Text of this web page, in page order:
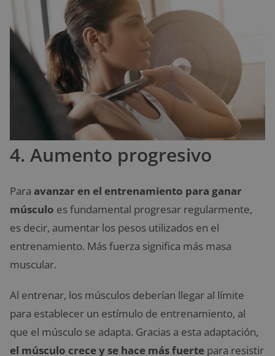
4. Aumento progresivo
Para avanzar en el entrenamiento para ganar
músculo es fundamental progresar regularmente,
es decir, aumentar los pesos utilizados en el
entrenamiento. Más fuerza significa más masa
muscular.
Al entrenar, los músculos deberían llegar al límite
para establecer un estímulo de entrenamiento, al
que el músculo se adapta. Gracias a esta adaptación,
el músculo crece y se hace más fuerte para resistir